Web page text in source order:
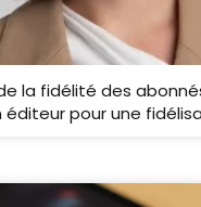
la fidélité des
éditeur pour une